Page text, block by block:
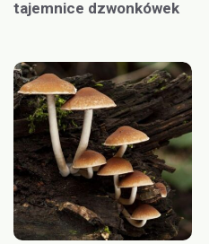
tajemnice dzwonkówek